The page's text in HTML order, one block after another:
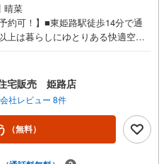
晴菜
約可！】■東姫路駅徒歩14分で通
上は暮らしにゆとりある快適空間
・追焚機能があるので、冬場はす
路駅徒歩14分で通勤にも便利 ・宅
け取りがとても便利です 立地・城
・山陽中学校まで徒歩約36分 弊社
扱い方のプロ、ファイナンシャル
サポート！2.買い替えなどにも対
宅販売 姫路店
社レビュー 8件
（無料）